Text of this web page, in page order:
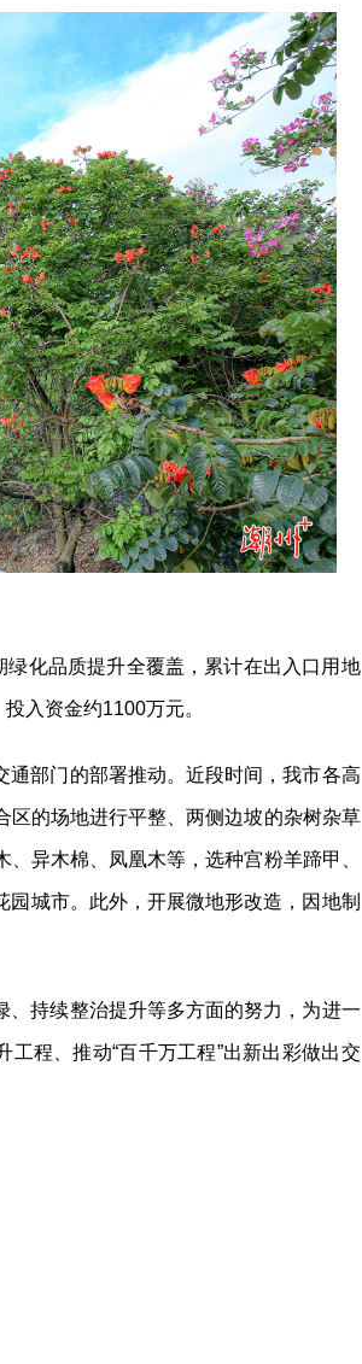
化品质提升全覆盖，累计在出入口用地
入资金约1100万元。
部门的部署推动。近段时间，我市各高
区的场地进行平整、两侧边坡的杂树杂草
异木棉、凤凰木等，选种宫粉羊蹄甲、
园城市。此外，开展微地形改造，因地制
持续整治提升等多方面的努力，为进一
程、推动“百千万工程”出新出彩做出交